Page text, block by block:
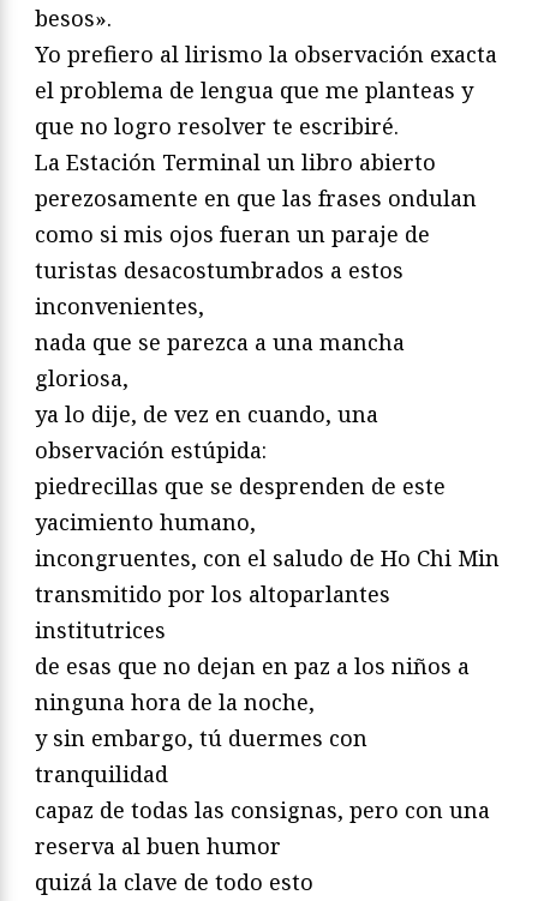
besos».
Yo prefiero al lirismo la observación exacta
el problema de lengua que me planteas y
que no logro resolver te escribiré.
La Estación Terminal un libro abierto
perezosamente en que las frases ondulan
como si mis ojos fueran un paraje de
turistas desacostumbrados a estos
inconvenientes,
nada que se parezca a una mancha
gloriosa,
ya lo dije, de vez en cuando, una
observación estúpida:
piedrecillas que se desprenden de este
yacimiento humano,
incongruentes, con el saludo de Ho Chi Min
transmitido por los altoparlantes
institutrices
de esas que no dejan en paz a los niños a
ninguna hora de la noche,
y sin embargo, tú duermes con
tranquilidad
capaz de todas las consignas, pero con una
reserva al buen humor
quizá la clave de todo esto